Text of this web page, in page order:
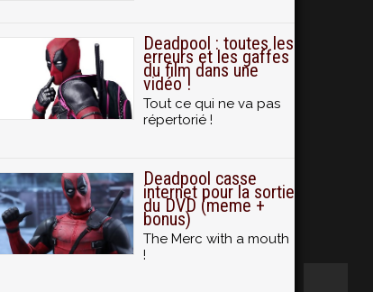
Deadpool : toutes les
erreurs et les gaffes
du film dans une
vidéo !
Tout ce qui ne va pas
répertorié !
Deadpool casse
internet pour la sortie
du DVD (meme +
bonus)
The Merc with a mouth
!